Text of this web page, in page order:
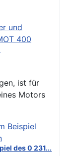
ist für
Motors
des 0 231...